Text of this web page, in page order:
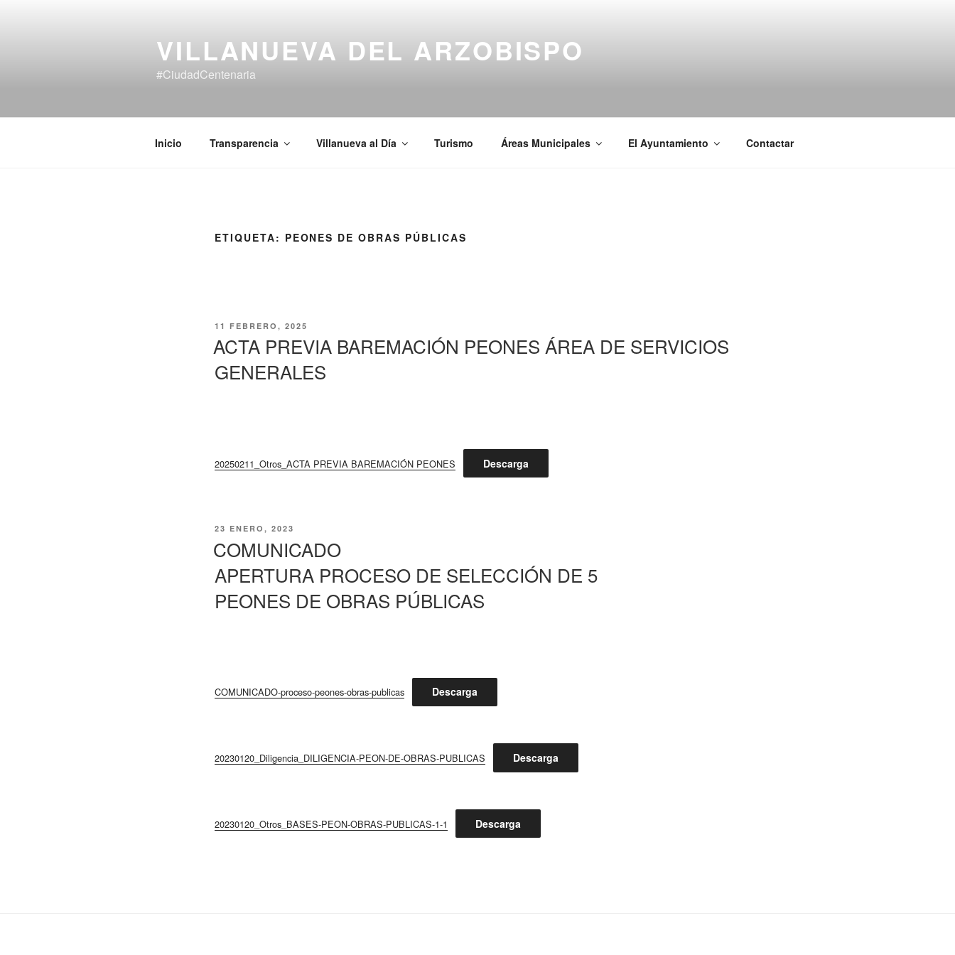
VILLANUEVA DEL ARZOBISPO
#CiudadCentenaria
Inicio Transparencia Villanueva al Día Turismo Áreas Municipales El Ayuntamiento Contactar
ETIQUETA: PEONES DE OBRAS PÚBLICAS
PUBLICADO
11 FEBRERO, 2025
ACTA PREVIA BAREMACIÓN PEONES ÁREA DE SERVICIOS
GENERALES
20250211_Otros_ACTA PREVIA BAREMACIÓN PEONES Descarga
PUBLICADO
23 ENERO, 2023
COMUNICADO
APERTURA PROCESO DE SELECCIÓN DE 5
PEONES DE OBRAS PÚBLICAS
COMUNICADO-proceso-peones-obras-publicas Descarga
20230120_Diligencia_DILIGENCIA-PEON-DE-OBRAS-PUBLICAS Descarga
20230120_Otros_BASES-PEON-OBRAS-PUBLICAS-1-1 Descarga